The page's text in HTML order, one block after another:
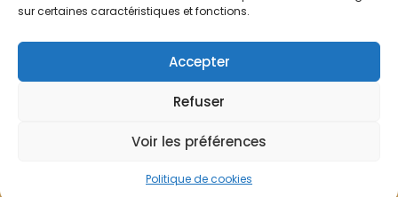
sur certaines caractéristiques et fonctions.
Accepter
Refuser
Voir les préférences
Politique de cookies
Notre démarche
Contact